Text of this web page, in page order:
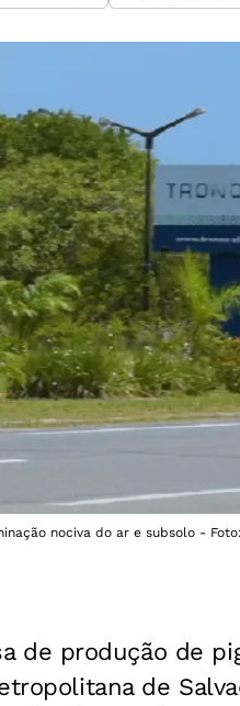
nociva do ar e subsolo - Foto:
de produção de
de